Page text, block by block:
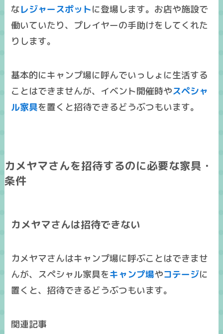
なレジャースポットに登場します。お店や施設で
働いていたり、プレイヤーの手助けをしてくれた
りします。
基本的にキャンプ場に呼んでいっしょに生活する
ことはできませんが、イベント開催時やスペシャ
ル家具を置くと招待できるどうぶつもいます。
カメヤマさんを招待するのに必要な家具・
条件
カメヤマさんは招待できない
カメヤマさんはキャンプ場に呼ぶことはできませ
んが、スペシャル家具をキャンプ場やコテージに
置くと、招待できるどうぶつもいます。
関連記事